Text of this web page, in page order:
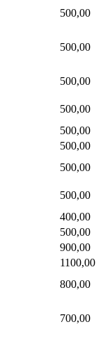
500,00
500,00
500,00
500,00
500,00
500,00
500,00
500,00
400,00
500,00
900,00
1100,00
800,00
700,00